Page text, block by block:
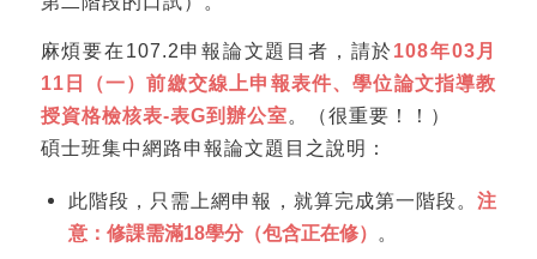
麻煩要在107.2申報論文題目者，請於108年03月
11日（一）前繳交線上申報表件、學位論文指導教
授資格檢核表-表G到辦公室。（很重要！！）
碩士班集中網路申報論文題目之說明：
此階段，只需上網申報，就算完成第一階段。注
意：修課需滿18學分（包含正在修）
。